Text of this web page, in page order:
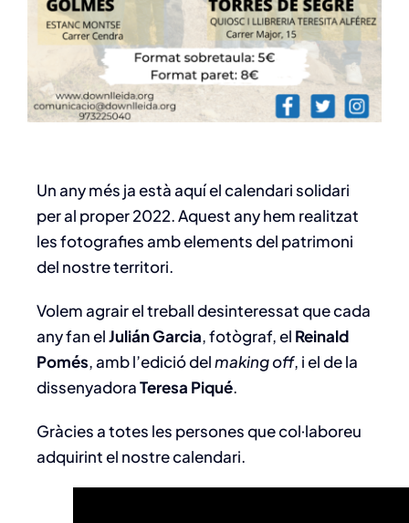
Un any més ja està aquí el calendari solidari
per al proper 2022. Aquest any hem realitzat
les fotografies amb elements del patrimoni
del nostre territori.
Volem agrair el treball desinteressat que cada
any fan elJulián Garcia, fotògraf, el Reinald
Pomés, amb l’edició delmaking off, i el de la
dissenyadoraTeresa Piqué.
Gràcies a totes les persones que col·laboreu
adquirint el nostre calendari.